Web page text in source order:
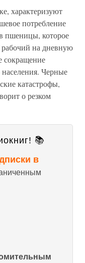
характеризуют
потребление
пшеницы, которое
рабочий на дневную
сокращение
населения. Черные
катастрофы,
о резком
📚
в